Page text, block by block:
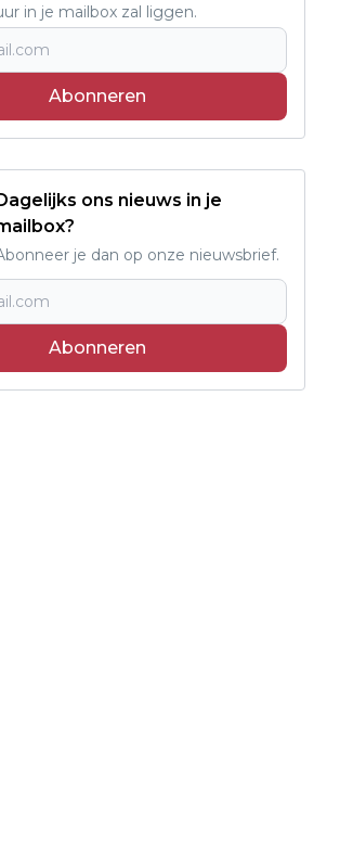
in je mailbox zal liggen.
Abonneren
ons nieuws in je
je dan op onze nieuwsbrief.
Abonneren